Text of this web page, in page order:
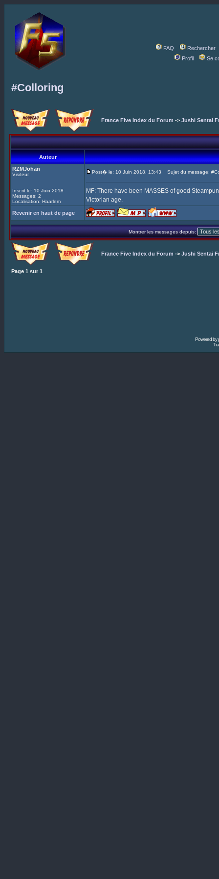
FAQ
Rechercher
Profil
Se
#Colloring
France Five Index du Forum -> Jushi Sentai
Auteur
RZMJohan
Visiteur
Inscrit le: 10 Juin 2018
Messages: 2
Localisation: Haarlem
Post� le: 10 Juin 2018, 13:43 Sujet du message:
MF: There have been MASSES of good
Victorian age.
Revenir en haut de page
Montrer les messages depuis:
France Five Index du Forum -> Jushi Sentai
Page 1 sur 1
Powered by